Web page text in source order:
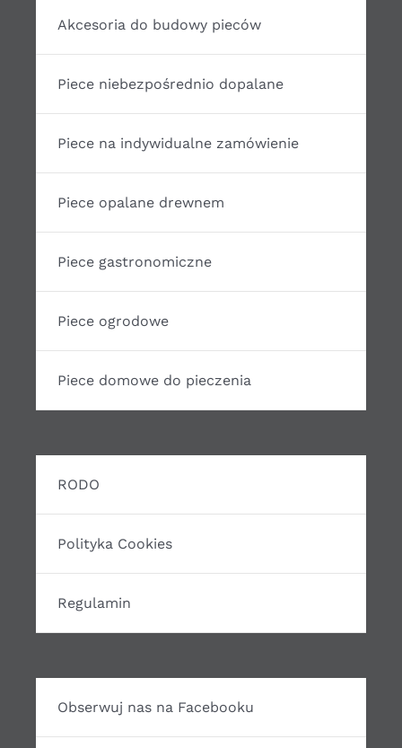
Akcesoria do budowy pieców
Piece niebezpośrednio dopalane
Piece na indywidualne zamówienie
Piece opalane drewnem
Piece gastronomiczne
Piece ogrodowe
Piece domowe do pieczenia
RODO
Polityka Cookies
Regulamin
Obserwuj nas na Facebooku